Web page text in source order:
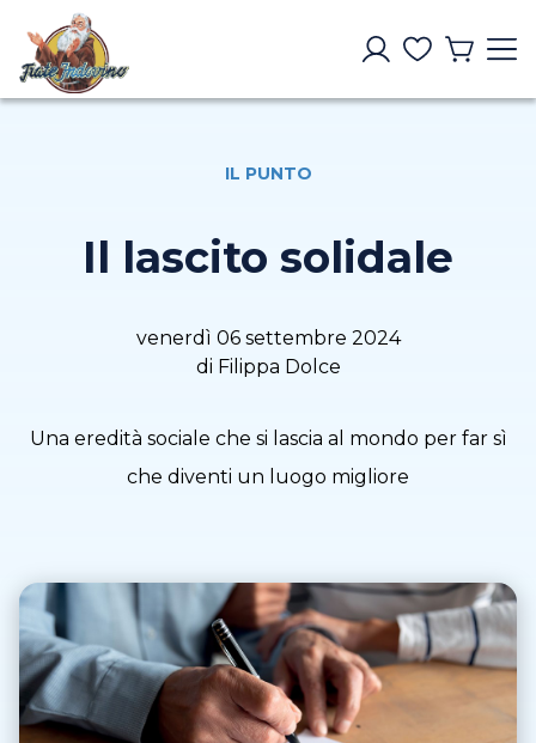
IL PUNTO
Il lascito solidale
venerdì 06 settembre 2024
di Filippa Dolce
Una eredità sociale che si lascia al mondo per far sì
che diventi un luogo migliore